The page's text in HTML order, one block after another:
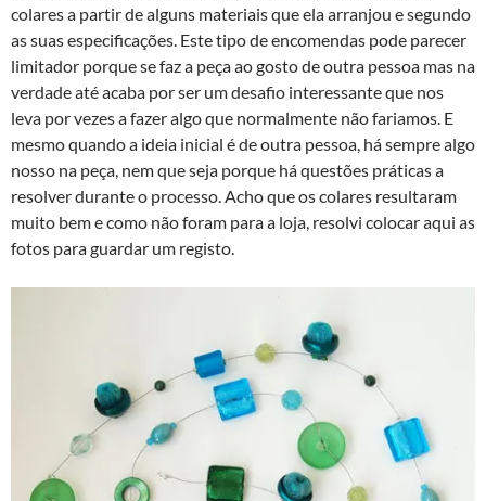
colares a partir de alguns materiais que ela arranjou e segundo
as suas especificações. Este tipo de encomendas pode parecer
limitador porque se faz a peça ao gosto de outra pessoa mas na
verdade até acaba por ser um desafio interessante que nos
leva por vezes a fazer algo que normalmente não fariamos. E
mesmo quando a ideia inicial é de outra pessoa, há sempre algo
nosso na peça, nem que seja porque há questões práticas a
resolver durante o processo. Acho que os colares resultaram
muito bem e como não foram para a loja, resolvi colocar aqui as
fotos para guardar um registo.